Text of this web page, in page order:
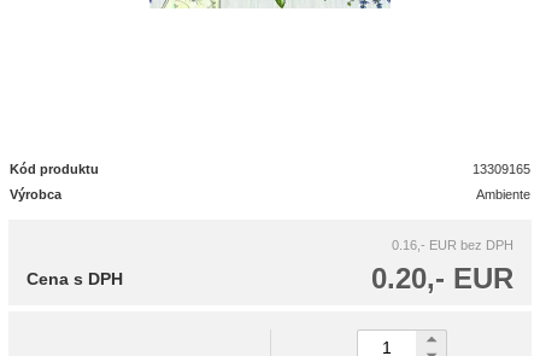
Kód produktu
13309165
Výrobca
Ambiente
0.16,- EUR bez DPH
0.20,- EUR
Cena s DPH